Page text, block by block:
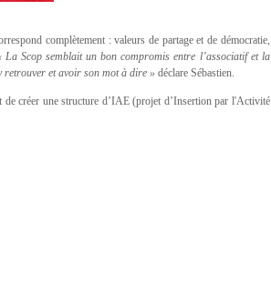
complètement : valeurs de partage et de démocratie,
La Scop semblait un bon compromis entre l’associatif et la
retrouver et avoir son mot à dire » déclare Sébastien.
de créer une structure d’IAE (projet d’Insertion par l'Activité